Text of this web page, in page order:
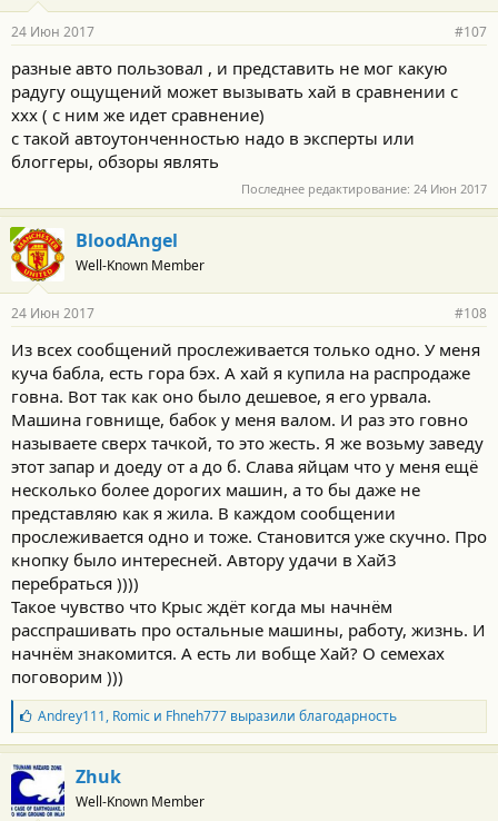
24 Июн 2017 #107
разные авто пользовал , и представить не мог какую
радугу ощущений может вызывать хай в сравнении с
ххх ( с ним же идет сравнение)
с такой автоутонченностью надо в эксперты или
блоггеры, обзоры являть
Последнее редактирование: 24 Июн 2017
BloodAngel
Well-Known Member
24 Июн 2017 #108
Из всех сообщений прослеживается только одно. У меня
куча бабла, есть гора бэх. А хай я купила на распродаже
говна. Вот так как оно было дешевое, я его урвала.
Машина говнище, бабок у меня валом. И раз это говно
называете сверх тачкой, то это жесть. Я же возьму заведу
этот запар и доеду от а до б. Слава яйцам что у меня ещё
несколько более дорогих машин, а то бы даже не
представляю как я жила. В каждом сообщении
прослеживается одно и тоже. Становится уже скучно. Про
кнопку было интересней. Автору удачи в Хай3
перебраться ))))
Такое чувство что Крыс ждёт когда мы начнём
расспрашивать про остальные машины, работу, жизнь. И
начнём знакомится. А есть ли вобще Хай? О семехах
поговорим )))
Б
л
а
г
д
Andrey111, Romicи Fhneh777выразили благодарность
Zhuk
Well-Known Member